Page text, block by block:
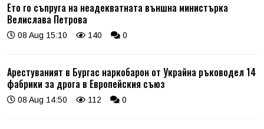
Ето го съпруга на неадекватната външна министърка
Велислава Петрова
08 Aug 15:10 140 0
Арестуваният в Бургас наркобарон от Украйна ръководел 14
фабрики за дрога в Европейския съюз
08 Aug 14:50 112 0